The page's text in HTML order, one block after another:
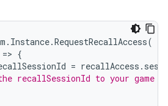
. Instance.RequestRecallAccess(
=> {
= recallAccess .
recallSessionId to your game